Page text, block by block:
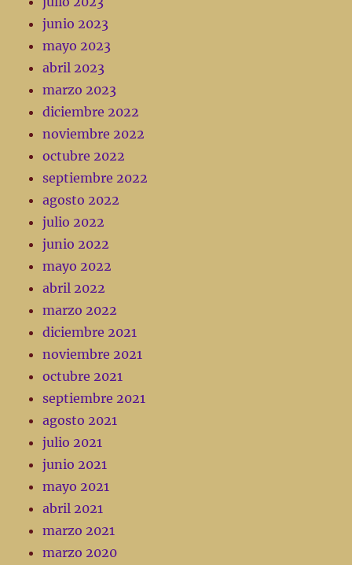
junio 2023
mayo 2023
abril 2023
marzo 2023
diciembre 2022
noviembre 2022
octubre 2022
septiembre 2022
agosto 2022
julio 2022
junio 2022
mayo 2022
abril 2022
marzo 2022
diciembre 2021
noviembre 2021
octubre 2021
septiembre 2021
agosto 2021
julio 2021
junio 2021
mayo 2021
abril 2021
marzo 2021
marzo 2020